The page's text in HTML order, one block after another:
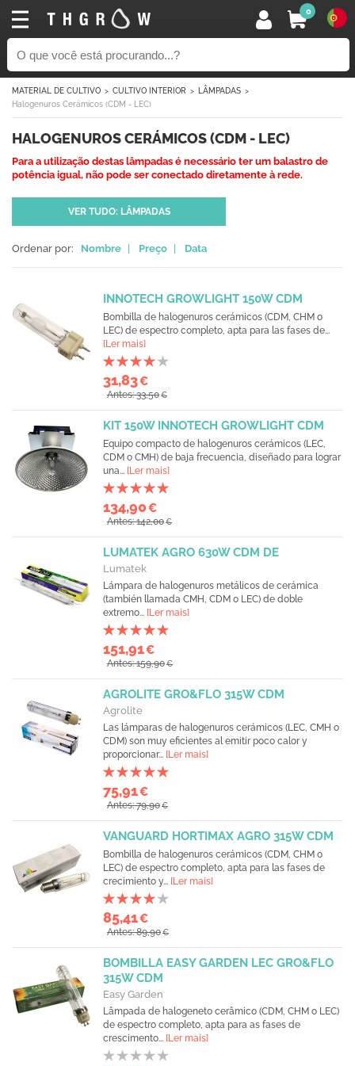
0
MATERIAL DE CULTIVO CULTIVO INTERIOR
LÂMPADAS
Halogenuros Cerámicos (CDM - LEC)
HALOGENUROS CERÁMICOS (CDM - LEC)
Para a utilização destas lâmpadas é necessário ter um balastro de
potência igual, não pode ser conectado diretamente à rede.
VER TUDO: LÂMPADAS
Ordenar por: Nombre Preço Data
INNOTECH GROWLIGHT 150W CDM
Bombilla de halogenuros cerámicos (CDM, CHM o
LEC) de espectro completo, apta para las fases de...
[Ler mais]
31,83€
Antes: 33,50€
KIT 150W INNOTECH GROWLIGHT CDM
Equipo compacto de halogenuros cerámicos (LEC,
CDM o CMH) de baja frecuencia, diseñado para lograr
una... [Ler mais]
134,90€
Antes: 142,00€
LUMATEK AGRO 630W CDM DE
Lumatek
Lámpara de halogenuros metálicos de cerámica
(también llamada CMH, CDM o LEC) de doble
extremo... [Ler mais]
151,91€
Antes: 159,90€
AGROLITE GRO&FLO 315W CDM
Agrolite
Las lámparas de halogenuros cerámicos (LEC, CMH o
CDM) son muy eficientes al emitir poco calor y
proporcionar... [Ler mais]
75,91€
Antes: 79,90€
VANGUARD HORTIMAX AGRO 315W CDM
Bombilla de halogenuros cerámicos (CDM, CHM o
LEC) de espectro completo, apta para las fases de
crecimiento y... [Ler mais]
85,41€
Antes: 89,90€
BOMBILLA EASY GARDEN LEC GRO&FLO
315W CDM
Easy Garden
Lâmpada de halogeneto cerâmico (CDM, CHM o LEC)
de espectro completo, apta para as fases de
crescimento... [Ler mais]